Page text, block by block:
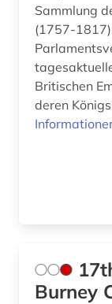
asien (11)
assisi (1)
Sammlung
(1757-
Britischen
deren
Burney